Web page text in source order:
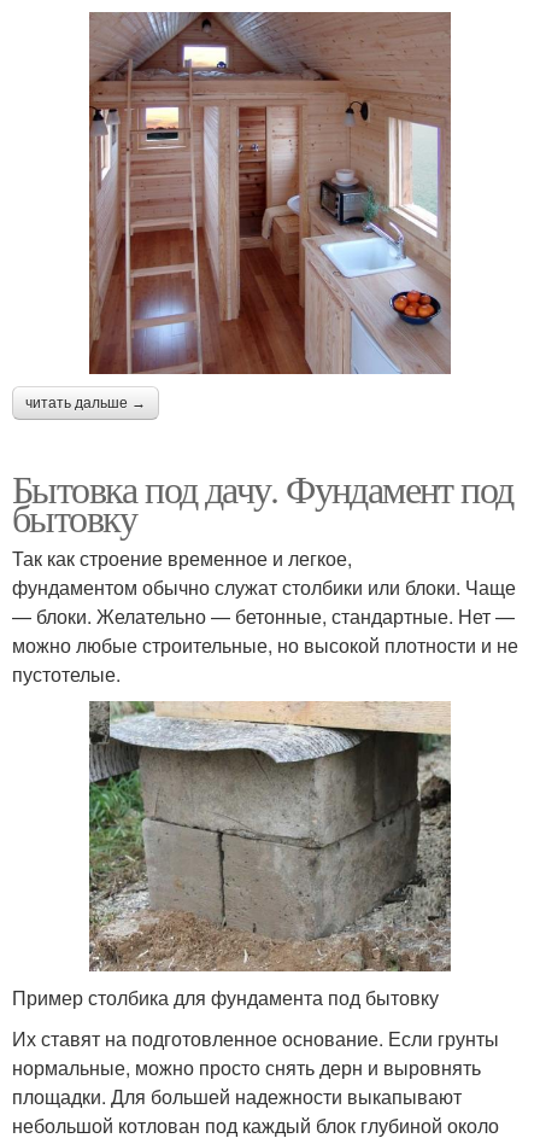
читать дальше →
Бытовка под дачу. Фундамент под
бытовку
Так как строение временное и легкое,
фундаментом обычно служат столбики или блоки. Чаще
— блоки. Желательно — бетонные, стандартные. Нет —
можно любые строительные, но высокой плотности и не
пустотелые.
Пример столбика для фундамента под бытовку
Их ставят на подготовленное основание. Если грунты
нормальные, можно просто снять дерн и выровнять
площадки. Для большей надежности выкапывают
небольшой котлован под каждый блок глубиной около